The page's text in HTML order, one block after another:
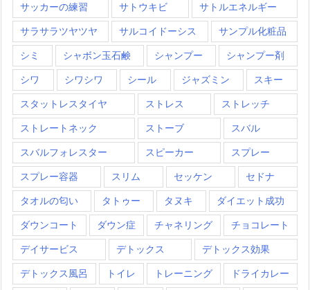
サッカーの練習 サトウキビ サトルエネルギー
サラサラツヤツヤ サルコイドーシス サンプル化粧品
シミ シャボン玉石鹸 シャンプー シャンプー剤
シワ シワシワ シール ジャズミン スキー
スタットレスタイヤ ストレス ストレッチ
ストレートネック ストーブ スバル
スバルフォレスター スピーカー スプレー
スプレー容器 スリム セッケン セドナ
タオルの匂い タトゥー タヌキ ダイエット成功
ダウンコート ダウン症 チャネリング チョコレート
デイサービス デトックス デトックス効果
デトックス風呂 トイレ トレーニング ドライカレー